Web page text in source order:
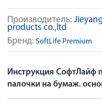
Производитель:
products co.,ltd
Бренд: SoftLife Premium
Инструкция СофтЛайф
палочки на бумаж.